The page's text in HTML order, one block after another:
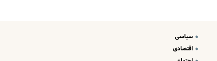
سیاسی
اقتصادی